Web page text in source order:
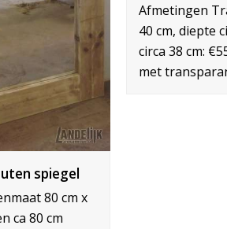
spiegel
80 cm x
ca 80 cm
Afmetingen
40 cm, diepte
circa 38 cm:
met